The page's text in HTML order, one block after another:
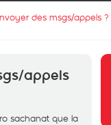
des msgs/appels ?
appels
sachanat que la